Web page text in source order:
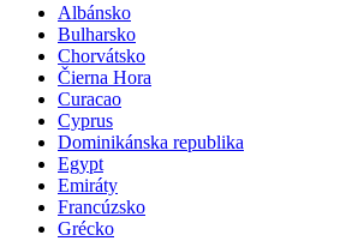
Albánsko
Bulharsko
Chorvátsko
Čierna Hora
Curacao
Cyprus
Dominikánska republika
Egypt
Emiráty
Francúzsko
Grécko